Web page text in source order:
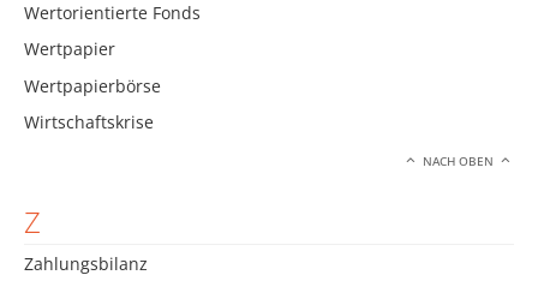
Wertorientierte Fonds
Wertpapier
Wertpapierbörse
Wirtschaftskrise
NACH OBEN
Z
Zahlungsbilanz